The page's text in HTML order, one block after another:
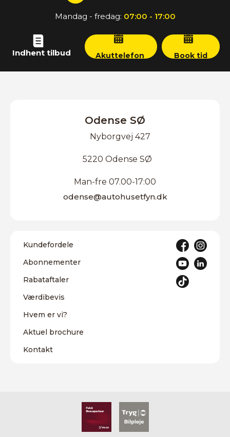
Mandag - fredag: 07:00 - 17:00
Indhent tilbud Akuttelefon Book tid
Odense SØ
Nyborgvej 427
5220 Odense SØ
Man-fre 07.00-17:00
odense@autohusetfyn.dk
Kundefordele
Abonnementer
Rabataftaler
Værdibevis
Hvem er vi?
Aktuel brochure
Kontakt